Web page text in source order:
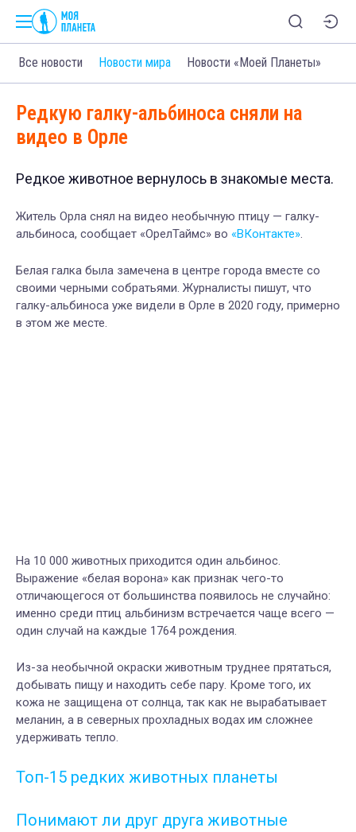
Все новости Новости мира Новости «Моей Планеты»
Редкую галку-альбиноса сняли на
видео в Орле
Редкое животное вернулось в знакомые места.
Житель Орла снял на видео необычную птицу — галку-
альбиноса, сообщает «ОрелТаймс» во «ВКонтакте».
Белая галка была замечена в центре города вместе со
своими черными собратьями. Журналисты пишут, что
галку-альбиноса уже видели в Орле в 2020 году, примерно
в этом же месте.
На 10 000 животных приходится один альбинос.
Выражение «белая ворона» как признак чего-то
отличающегося от большинства появилось не случайно:
именно среди птиц альбинизм встречается чаще всего —
один случай на каждые 1764 рождения.
Из-за необычной окраски животным труднее прятаться,
добывать пищу и находить себе пару. Кроме того, их
кожа не защищена от солнца, так как не вырабатывает
меланин, а в северных прохладных водах им сложнее
удерживать тепло.
Топ-15 редких животных планеты
Понимают ли друг друга животные